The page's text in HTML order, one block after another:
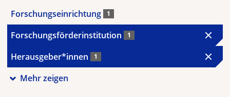
Forschungseinrichtung 1
Forschungsförderinstitution 1
Herausgeber*innen 1
Mehr zeigen